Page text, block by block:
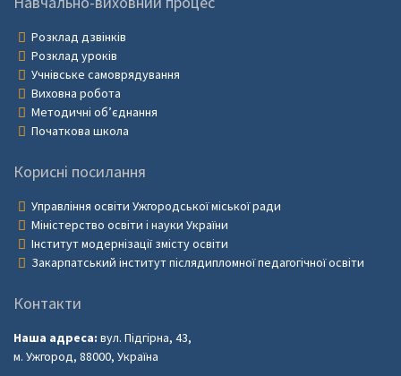
Розклад дзвінків
Розклад уроків
Учнівське самоврядування
Виховна робота
Методичні об’єднання
Початкова школа
Корисні посилання
Управління освіти Ужгородської міської ради
Міністерство освіти і науки України
Інститут модернізації змісту освіти
Закарпатський інститут післядипломної педагогічної освіти
Контакти
Наша адреса: вул. Підгірна, 43,
м. Ужгород, 88000, Україна